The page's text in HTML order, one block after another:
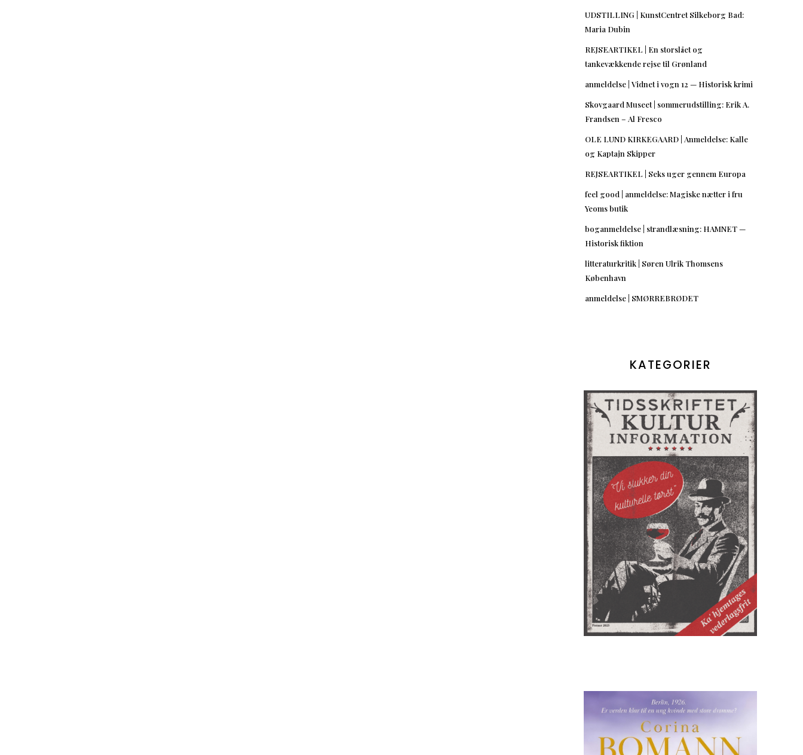
UDSTILLING | KunstCentret Silkeborg Bad:
Maria Dubin
REJSEARTIKEL | En storslået og
tankevækkende rejse til Grønland
anmeldelse | Vidnet i vogn 12 — Historisk krimi
Skovgaard Museet | sommerudstilling: Erik A.
Frandsen – Al Fresco
OLE LUND KIRKEGAARD | Anmeldelse: Kalle
og Kaptajn Skipper
REJSEARTIKEL | Seks uger gennem Europa
feel good | anmeldelse: Magiske nætter i fru
Yeoms butik
boganmeldelse | strandlæsning: HAMNET —
Historisk fiktion
litteraturkritik | Søren Ulrik Thomsens
København
anmeldelse | SMØRREBRØDET
KATEGORIER